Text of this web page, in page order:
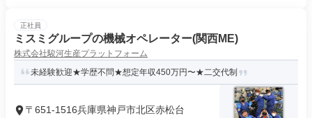
正社員
ミスミグループの機械オペレーター(関西ME)
株式会社駿河生産プラットフォーム
未経験歓迎★学歴不問★想定年収450万円〜★二交代制
〒651-1516兵庫県神戸市北区赤松台